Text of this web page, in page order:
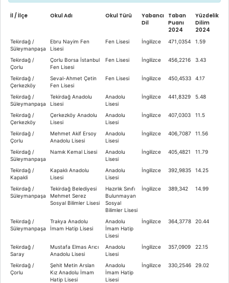
İl / İlçe Okul Adı Okul Türü
Yabancı
Dil
Taban
Puanı
2024
Yüzdelik
Dilim
2024
Teki̇rdağ /
Süleymanpaşa
Ebru Nayim Fen
Lisesi
Fen Lisesi İngilizce 471,0354 1.59
Teki̇rdağ /
Çorlu
Çorlu Borsa İstanbul
Fen Lisesi
Fen Lisesi İngilizce 456,2216 3.43
Teki̇rdağ /
Çerkezköy
Seval-Ahmet Çetin
Fen Lisesi
Fen Lisesi İngilizce 450,4533 4.17
Teki̇rdağ /
Süleymanpaşa
Tekirdağ Anadolu
Lisesi
Anadolu
Lisesi
İngilizce 441,8329 5.48
Teki̇rdağ /
Çerkezköy
Çerkezköy Anadolu
Lisesi
Anadolu
Lisesi
İngilizce 407,0303 11.5
Teki̇rdağ /
Çorlu
Mehmet Akif Ersoy
Anadolu Lisesi
Anadolu
Lisesi
İngilizce 406,7087 11.56
Teki̇rdağ /
Süleymanpaşa
Namık Kemal Lisesi
Anadolu
Lisesi
İngilizce 405,4821 11.79
Teki̇rdağ /
Kapakli
Kapaklı Anadolu
Lisesi
Anadolu
Lisesi
İngilizce 392,9835 14.25
Teki̇rdağ /
Süleymanpaşa
Tekirdağ Belediyesi
Mehmet Serez
Sosyal Bilimler Lisesi
Hazırlık Sınıfı
Bulunmayan
Sosyal
Bilimler Lisesi
İngilizce 389,342 14.99
Teki̇rdağ /
Süleymanpaşa
Trakya Anadolu
İmam Hatip Lisesi
Anadolu
İmam Hatip
Lisesi
İngilizce 364,3778 20.44
Teki̇rdağ /
Saray
Mustafa Elmas Arıcı
Anadolu Lisesi
Anadolu
Lisesi
İngilizce 357,0909 22.15
Teki̇rdağ /
Çorlu
Şehit Metin Arslan
Kız Anadolu İmam
Hatip Lisesi
Anadolu
İmam Hatip
Lisesi
İngilizce 330,2546 29.02